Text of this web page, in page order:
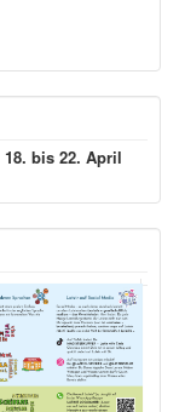
18. bis 22. April